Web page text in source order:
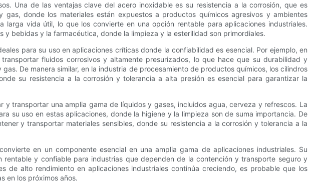
Una de las ventajas clave del acero inoxidable es su resistencia a la corrosión, que es
donde los materiales están expuestos a productos químicos agresivos y ambientes
vida útil, lo que los convierte en una opción rentable para aplicaciones industriales.
bebidas y la farmacéutica, donde la limpieza y la esterilidad son primordiales.
para su uso en aplicaciones críticas donde la confiabilidad es esencial. Por ejemplo, en
fluidos corrosivos y altamente presurizados, lo que hace que su durabilidad y
De manera similar, en la industria de procesamiento de productos químicos, los cilindros
su resistencia a la corrosión y tolerancia a alta presión es esencial para garantizar la
transportar una amplia gama de líquidos y gases, incluidos agua, cerveza y refrescos. La
su uso en estas aplicaciones, donde la higiene y la limpieza son de suma importancia. De
y transportar materiales sensibles, donde su resistencia a la corrosión y tolerancia a la
en un componente esencial en una amplia gama de aplicaciones industriales. Su
y confiable para industrias que dependen de la contención y transporte seguro y
alto rendimiento en aplicaciones industriales continúa creciendo, es probable que los
en los próximos años.